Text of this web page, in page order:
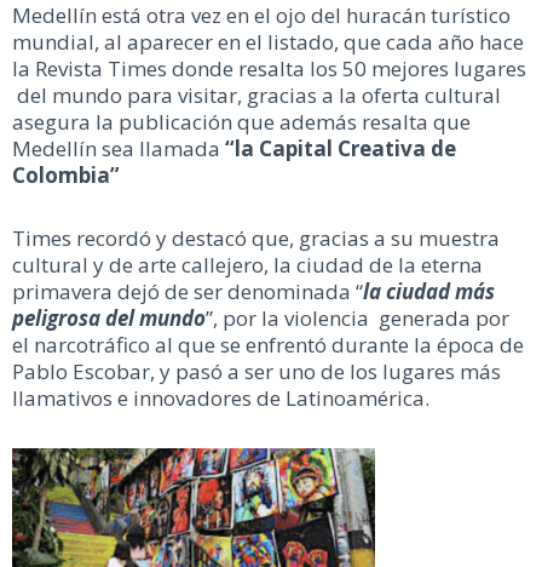
Medellín está otra vez en el ojo del huracán turístico
mundial, al aparecer en el listado, que cada año hace
la Revista Times donde resalta los 50 mejores lugares
del mundo para visitar, gracias a la oferta cultural
asegura la publicación que además resalta que
Medellín sea llamada “la Capital Creativa de
Colombia”
Times recordó y destacó que, gracias a su muestra
cultural y de arte callejero, la ciudad de la eterna
primavera dejó de ser denominada “la ciudad más
peligrosa del mundo”, por la violencia generada por
el narcotráfico al que se enfrentó durante la época de
Pablo Escobar, y pasó a ser uno de los lugares más
llamativos e innovadores de Latinoamérica.